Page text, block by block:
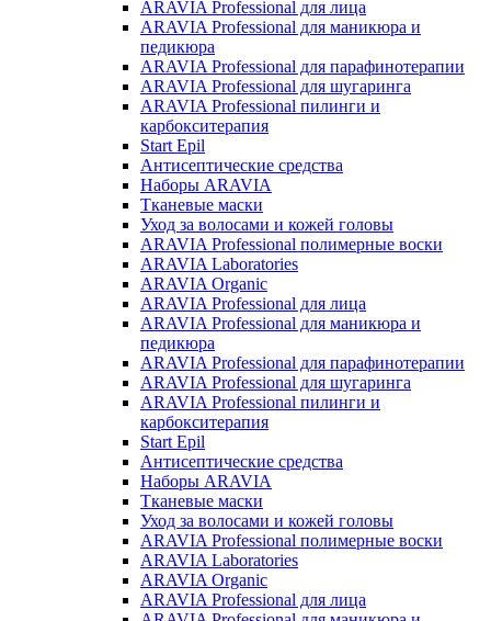
ARAVIA Professional для лица
ARAVIA Professional для маникюра и
педикюра
ARAVIA Professional для парафинотерапии
ARAVIA Professional для шугаринга
ARAVIA Professional пилинги и
карбокситерапия
Start Epil
Антисептические средства
Наборы ARAVIA
Тканевые маски
Уход за волосами и кожей головы
ARAVIA Professional полимерные воски
ARAVIA Laboratories
ARAVIA Organic
ARAVIA Professional для лица
ARAVIA Professional для маникюра и
педикюра
ARAVIA Professional для парафинотерапии
ARAVIA Professional для шугаринга
ARAVIA Professional пилинги и
карбокситерапия
Start Epil
Антисептические средства
Наборы ARAVIA
Тканевые маски
Уход за волосами и кожей головы
ARAVIA Professional полимерные воски
ARAVIA Laboratories
ARAVIA Organic
ARAVIA Professional для лица